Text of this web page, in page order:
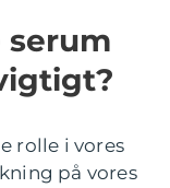
serum
rolle i vores
på vores